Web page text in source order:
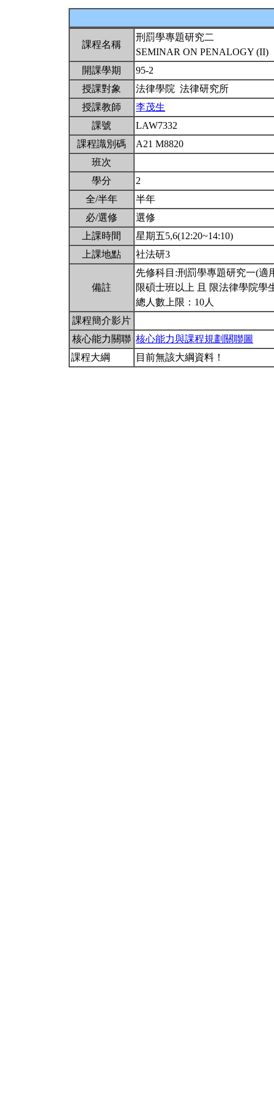
課程名稱
刑罰學專題研究二
SEMINAR ON PENALOGY (II)
開課學期
95-2
授課對象
法律學院 法律研究所
授課教師
李茂生
課號
LAW7332
課程識別碼
A21 M8820
班次
學分
2
全/半年
半年
必/選修
選修
上課時間
星期五5,6(12:20~14:10)
上課地點
社法研3
備註
先修科目:刑罰學專題研究一(適
限碩士班以上 且 限法律學院學
總人數上限：10人
課程簡介影片
核心能力關聯 核心能力與課程規劃關聯圖
課程大綱
目前無該大綱資料！